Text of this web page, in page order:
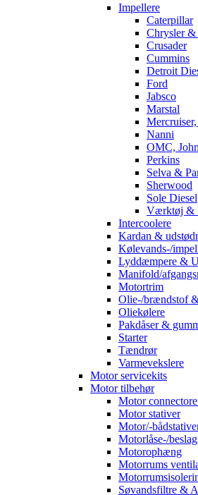
Impellere
Caterpillar
Chrysler &
Crusader
Cummins
Detroit
Ford
Jabsco
Marstal
Nanni
OMC,
Perkins
Selva &
Sherwood
Sole Diesel
Værktøj &
Intercoolere
Kardan &
Kølevands-/
Lyddæmpere &
Manifold/
Motortrim
Olie-/brændstof
Oliekølere
Pakdåser &
Starter
Tændrør
Varmevekslere
Motor servicekits
Motor tilbehør
Motor
Motor stativer
Motor/-
Motorlåse-/beslag
Motorophæng
Motorrums
Søvandsfiltre &